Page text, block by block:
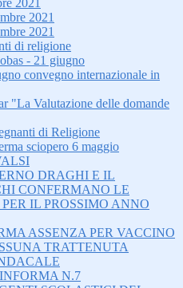
2021
2021
2021
di religione
- 21 giugno
convegno internazionale in
"La Valutazione delle domande
di Religione
sciopero 6 maggio
DRAGHI E IL
CONFERMANO LE
IL PROSSIMO ANNO
ASSENZA PER VACCINO
TRATTENUTA
N.7